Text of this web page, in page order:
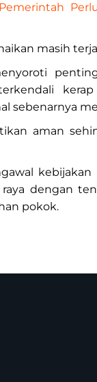
masih
sebenarnya
aman
kebijakan
dengan
pokok.